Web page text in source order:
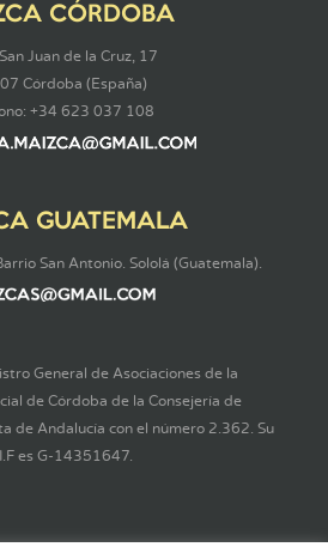
CÓRDOBA
Juan de la Cruz, 17
Córdoba (España)
+34 623 037 108
GUATEMALA
San Antonio. Sololá (Guatemala).
General de Asociaciones de la
de Córdoba de la Consejería de
de Andalucía con el número 2.362. Su
es G-14351647.